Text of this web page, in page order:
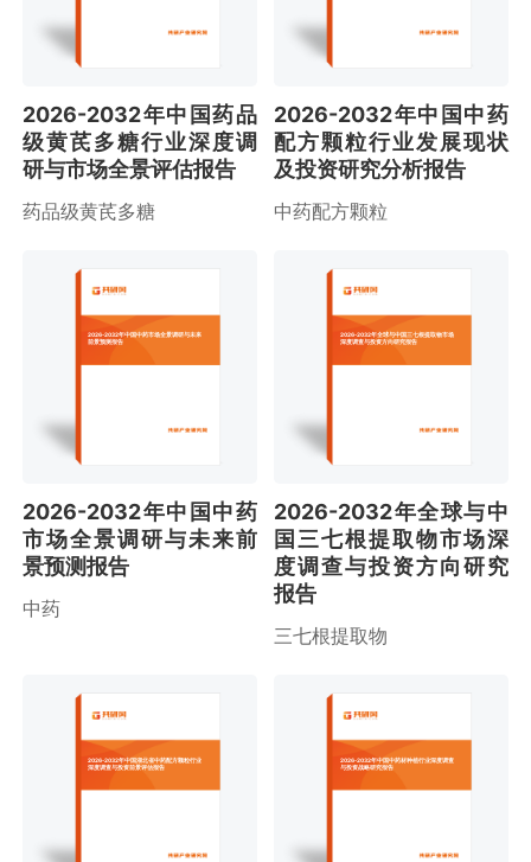
2026-2032年中国药品
级黄芪多糖行业深度调
研与市场全景评估报告
药品级黄芪多糖
2026-2032年中国中药
配方颗粒行业发展现状
及投资研究分析报告
中药配方颗粒
2026-2032年中国中药市场全景调研与未来
前景预测报告
2026-2032年中国中药
市场全景调研与未来前
景预测报告
中药
2026-2032年全球与中国三七根提取物市场
深度调查与投资方向研究报告
2026-2032年全球与中
国三七根提取物市场深
度调查与投资方向研究
报告
三七根提取物
2026-2032年中国湖北省中药配方颗粒行业
深度调查与投资前景评估报告
2026-2032年中国中药材种植行业深度调查
与投资战略研究报告